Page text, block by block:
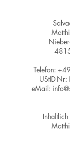
Telefon:
UStID-
eMail: